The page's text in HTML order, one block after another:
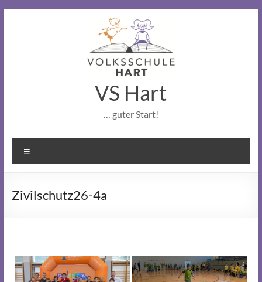
VS Hart
… guter Start!
Zivilschutz26-4a